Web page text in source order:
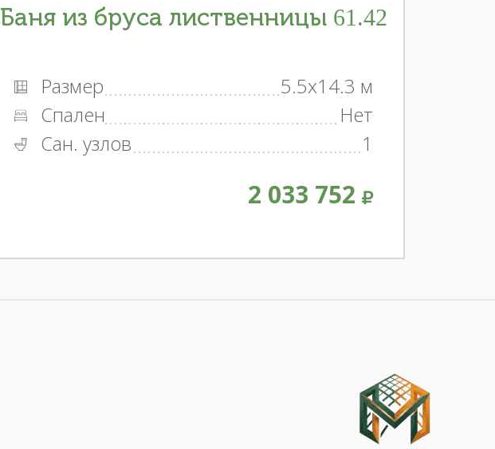
Баня из бруса лиственницы 61.42
Размер
5.5x14.3 м
Спален
Нет
Сан. узлов
1
2 033 752